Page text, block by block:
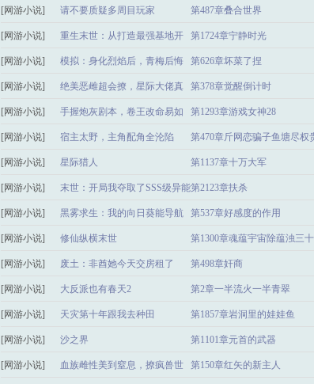
[网游小说] 请不要质疑多周目玩家 第487章叠合世界
[网游小说] 重生末世：从打造最强基地开
始
第1724章宁静时光
[网游小说] 模拟：身化烈焰后，青梅后悔
终生
第626章坏菜了捏
[网游小说] 绝美恶雌超会撩，星际大佬真
香了
第378章觉醒倒计时
[网游小说] 手握炮灰剧本，卷王改命易如
反掌
第1293章游戏女神28
[网游小说] 宿主太野，主角配角全沦陷 第470章斤网恋骗子鱼塘尽权
[网游小说] 星际猎人 第1137章十万大军
[网游小说] 末世：开局我夺取了SSS级异能第2123章扶杀
[网游小说] 黑雾求生：我的向日葵能导航 第537章好感度的作用
[网游小说] 修仙纵横末世 第1300章魂蕴宇宙除蕴浊三
[网游小说] 废土：非酋她今天交房租了
吗？
第498章奸商
[网游小说] 大反派也有春天2 第2章一半流火一半青翠
[网游小说] 天灾第十年跟我去种田 第1857章岩洞里的娃娃鱼
[网游小说] 沙之界 第1101章元首的武器
[网游小说] 血族雌性美到窒息，撩疯兽世 第150章红矢的新主人